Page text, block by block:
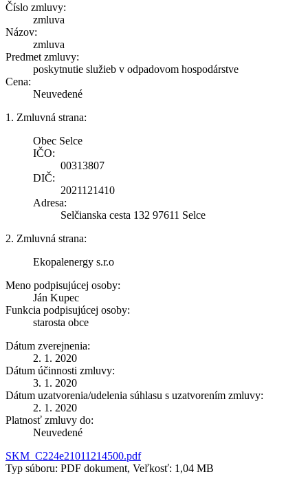
Číslo zmluvy:
zmluva
Názov:
zmluva
Predmet zmluvy:
poskytnutie služieb v odpadovom hospodárstve
Cena:
Neuvedené
1. Zmluvná strana:
Obec Selce
IČO:
00313807
DIČ:
2021121410
Adresa:
Selčianska cesta 132 97611 Selce
2. Zmluvná strana:
Ekopalenergy s.r.o
Meno podpisujúcej osoby:
Ján Kupec
Funkcia podpisujúcej osoby:
starosta obce
Dátum zverejnenia:
2. 1. 2020
Dátum účinnosti zmluvy:
3. 1. 2020
Dátum uzatvorenia/udelenia súhlasu s uzatvorením zmluvy:
2. 1. 2020
Platnosť zmluvy do:
Neuvedené
SKM_C224e21011214500.pdf
Typ súboru: PDF dokument, Veľkosť: 1,04 MB